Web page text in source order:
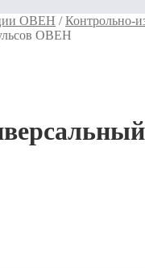
ОВЕН /Контрольно-
ОВЕН